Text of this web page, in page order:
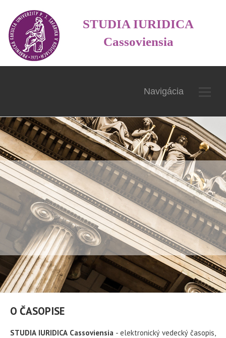
STUDIA IURIDICA
Cassoviensia
Navigácia
O ČASOPISE
STUDIA IURIDICA Cassoviensia- elektronický vedecký časopis,